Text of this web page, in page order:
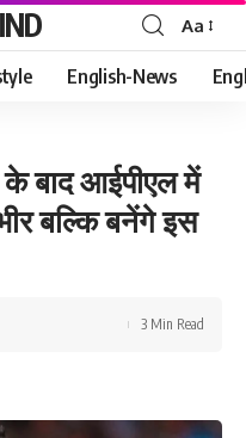
Font
Resizer
Aa
English-News
बाद आईपीएल में
बल्कि बनेंगे इस
3 Min Read